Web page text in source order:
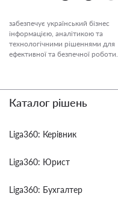
забезпечує український бізнес
інформацією, аналітикою та
технологічними рішеннями для
ефективної та безпечної роботи.
Каталог рішень
Liga360: Керівник
Liga360: Юрист
Liga360: Бухгалтер